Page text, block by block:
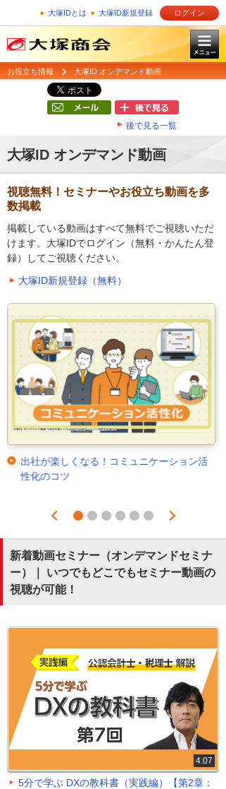
大塚IDとは 大塚ID新規登録 ログイン
お役立ち情報 大塚ID オンデマンド動画
後で見る一覧
大塚ID オンデマンド動画
視聴無料！セミナーやお役立ち動画を多
数掲載
掲載している動画はすべて無料でご視聴いただ
けます。大塚IDでログイン（無料・かんたん登
録）してご視聴ください。
大塚ID新規登録（無料）
出社が楽しくなる！コミュニケーション活
性化のコツ
Prev
1 2 3 4 5 6
Next
新着動画セミナー（オンデマンドセミナ
ー）｜ いつでもどこでもセミナー動画の
視聴が可能！
4:07
5分で学ぶ DXの教科書（実践編）【第2章：